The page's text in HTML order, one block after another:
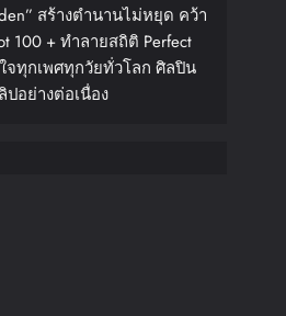
สร้างตำนานไม่หยุด คว้า
100 + ทำลายสถิติ Perfect
จทุกเพศทุกวัยทั่วโลก ศิลปิน
ปอย่างต่อเนื่อง